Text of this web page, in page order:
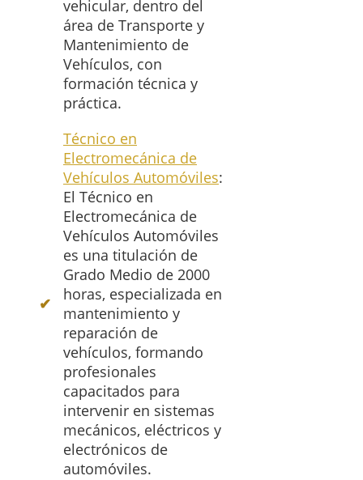
vehicular, dentro del
área de Transporte y
Mantenimiento de
Vehículos, con
formación técnica y
práctica.
Técnico en
Electromecánica de
Vehículos Automóviles:
El Técnico en
Electromecánica de
Vehículos Automóviles
es una titulación de
Grado Medio de 2000
horas, especializada en
mantenimiento y
reparación de
vehículos, formando
profesionales
capacitados para
intervenir en sistemas
mecánicos, eléctricos y
electrónicos de
automóviles.